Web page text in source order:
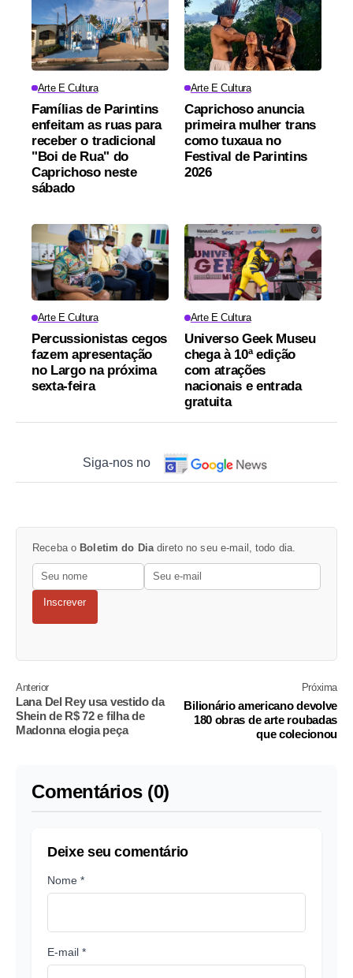
Arte E Cultura
Famílias de Parintins
enfeitam as ruas para
receber o tradicional
"Boi de Rua" do
Caprichoso neste
sábado
Arte E Cultura
Caprichoso anuncia
primeira mulher trans
como tuxaua no
Festival de Parintins
2026
Arte E Cultura
Percussionistas cegos
fazem apresentação
no Largo na próxima
sexta-feira
Arte E Cultura
Universo Geek Museu
chega à 10ª edição
com atrações
nacionais e entrada
gratuita
Siga-nos no
Receba o Boletim do Diadireto no seu e-mail, todo dia.
Inscrever
Anterior
Lana Del Rey usa vestido da
Shein de R$ 72 e filha de
Madonna elogia peça
Próxima
Bilionário americano devolve
180 obras de arte roubadas
que colecionou
Comentários (0)
Deixe seu comentário
Nome *
E-mail *